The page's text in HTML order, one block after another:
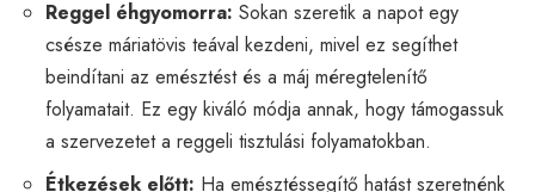
Reggel éhgyomorra: Sokan szeretik a napot egy
csésze máriatövis teával kezdeni, mivel ez segíthet
beindítani az emésztést és a máj méregtelenítő
folyamatait. Ez egy kiváló módja annak, hogy támogassuk
a szervezetet a reggeli tisztulási folyamatokban.
Étkezések előtt: Ha emésztéssegítő hatást szeretnénk